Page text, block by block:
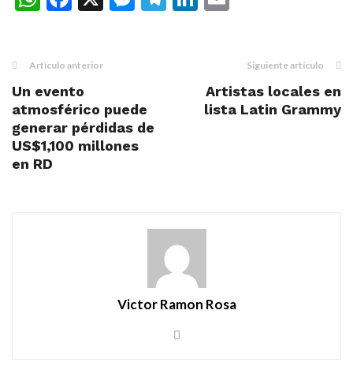
Artículo anterior
Un evento
atmosférico puede
generar pérdidas de
US$1,100 millones
en RD
Siguiente artículo
Artistas locales en
lista Latin Grammy
Victor Ramon Rosa